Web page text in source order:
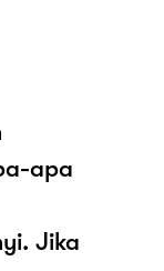
apa
Jika